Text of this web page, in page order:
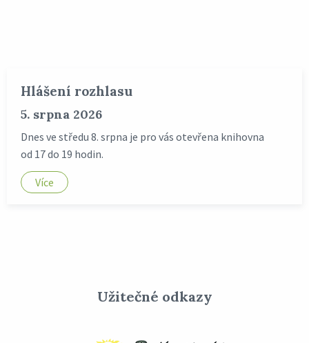
Hlášení rozhlasu
5. srpna 2026
Dnes ve středu 8. srpna je pro vás otevřena knihovna
od 17 do 19 hodin.
Více
Užitečné odkazy